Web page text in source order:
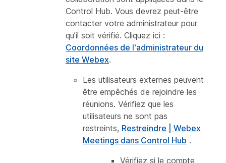
Control Hub. Vous devrez peut-être
contacter votre administrateur pour
qu’il soit vérifié. Cliquez ici :
Coordonnées de l'administrateur du
site Webex.
Les utilisateurs externes peuvent
être empêchés de rejoindre les
réunions. Vérifiez que les
utilisateurs ne sont pas
restreints, Restreindre | Webex
Meetings dans Control Hub .
Vérifiez si le compte